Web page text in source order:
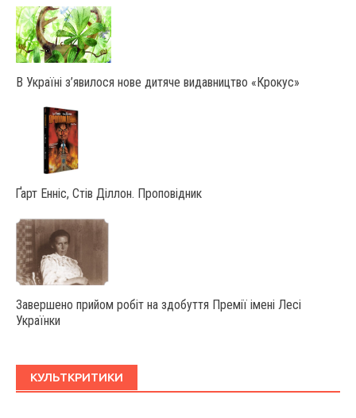
В Україні з’явилося нове дитяче видавництво «Крокус»
Ґарт Енніс, Стів Діллон. Проповідник
Завершено прийом робіт на здобуття Премії імені Лесі
Українки
КУЛЬТКРИТИКИ